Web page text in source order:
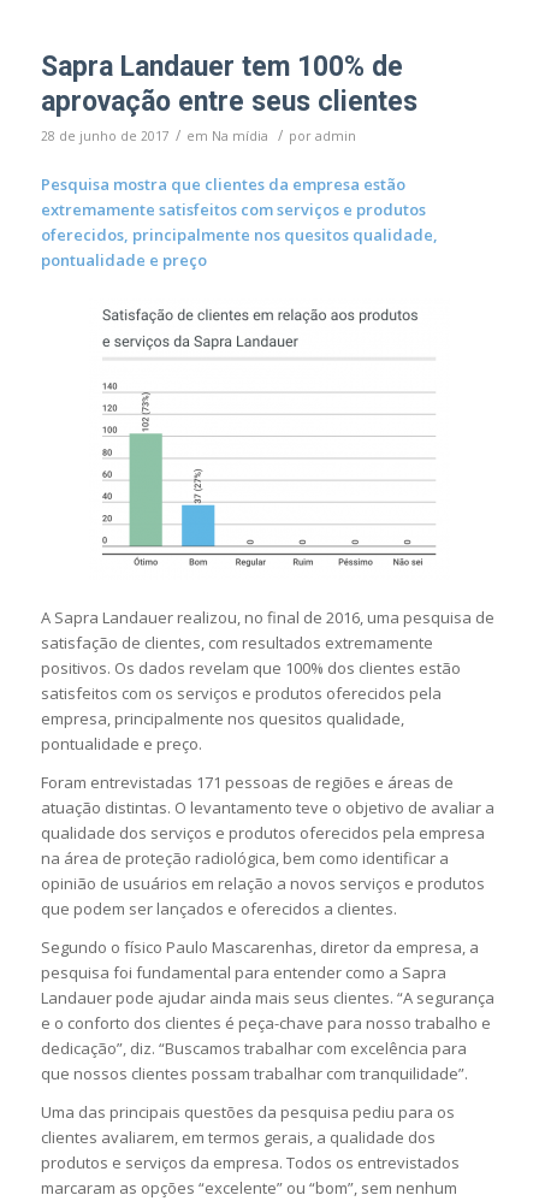
Sapra Landauer tem 100% de
aprovação entre seus clientes
28 de junho de 2017 / em Na mídia / por admin
Pesquisa mostra que clientes da empresa estão
extremamente satisfeitos com serviços e produtos
oferecidos, principalmente nos quesitos qualidade,
pontualidade e preço
A Sapra Landauer realizou, no final de 2016, uma pesquisa de
satisfação de clientes, com resultados extremamente
positivos. Os dados revelam que 100% dos clientes estão
satisfeitos com os serviços e produtos oferecidos pela
empresa, principalmente nos quesitos qualidade,
pontualidade e preço.
Foram entrevistadas 171 pessoas de regiões e áreas de
atuação distintas. O levantamento teve o objetivo de avaliar a
qualidade dos serviços e produtos oferecidos pela empresa
na área de proteção radiológica, bem como identificar a
opinião de usuários em relação a novos serviços e produtos
que podem ser lançados e oferecidos a clientes.
Segundo o físico Paulo Mascarenhas, diretor da empresa, a
pesquisa foi fundamental para entender como a Sapra
Landauer pode ajudar ainda mais seus clientes. “A segurança
e o conforto dos clientes é peça-chave para nosso trabalho e
dedicação”, diz. “Buscamos trabalhar com excelência para
que nossos clientes possam trabalhar com tranquilidade”.
Uma das principais questões da pesquisa pediu para os
clientes avaliarem, em termos gerais, a qualidade dos
produtos e serviços da empresa. Todos os entrevistados
marcaram as opções “excelente” ou “bom”, sem nenhum